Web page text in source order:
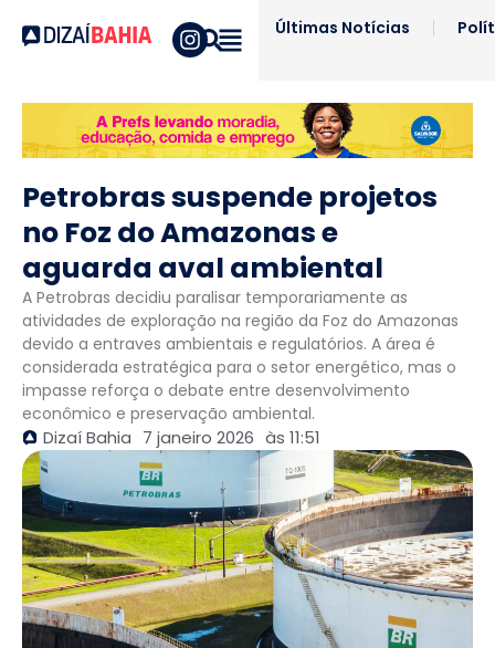
Últimas Notícias
Petrobras suspende projetos
no Foz do Amazonas e
aguarda aval ambiental
A Petrobras decidiu paralisar temporariamente as
atividades de exploração na região da Foz do Amazonas
devido a entraves ambientais e regulatórios. A área é
considerada estratégica para o setor energético, mas o
impasse reforça o debate entre desenvolvimento
econômico e preservação ambiental.
Dizaí Bahia 7 janeiro 2026 às 11:51